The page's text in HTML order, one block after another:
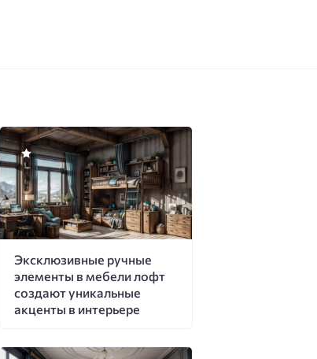
Эксклюзивные ручные
элементы в мебели лофт
создают уникальные
акценты в интерьере